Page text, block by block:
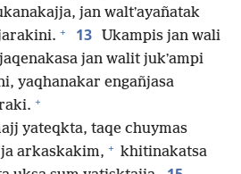
jan waltʼayañatak
+ 13
Ukampis jan wali
jan walit jukʼampi
yaqhanakar engañjasa
+
yateqkta, taqe chuymas
arkaskakim, + khitinakatsa